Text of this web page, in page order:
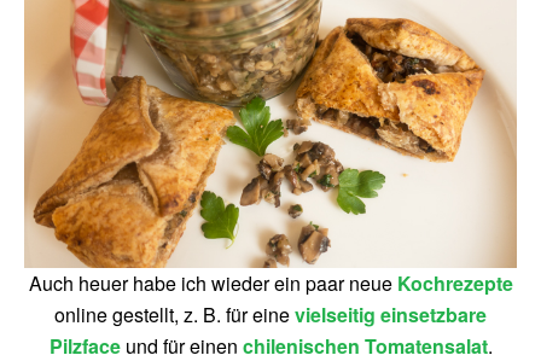
Auch heuer habe ich wieder ein paar neue Kochrezepte
online gestellt, z. B. für einevielseitig einsetzbare
Pilzfaceund für einen chilenischen Tomatensalat.